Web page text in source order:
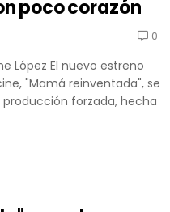
poco corazón
0
López El nuevo estreno
"Mamá reinventada", se
forzada, hecha